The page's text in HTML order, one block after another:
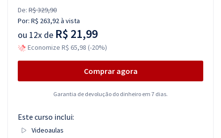
De: R$ 329,90
Por: R$ 263,92à vista
ou 12x de R$ 21,99
Economize R$ 65,98 (-20%)
Comprar agora
Garantia de devolução do dinheiro em 7 dias.
Este curso inclui:
Videoaulas